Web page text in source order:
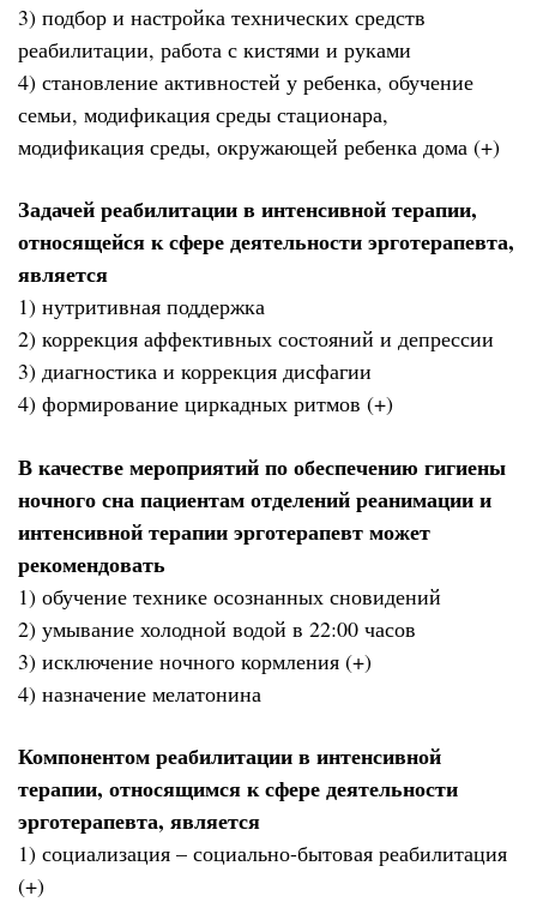
3) подбор и настройка технических средств
реабилитации, работа с кистями и руками
4) становление активностей у ребенка, обучение
семьи, модификация среды стационара,
модификация среды, окружающей ребенка дома (+)
Задачей реабилитации в интенсивной терапии,
относящейся к сфере деятельности эрготерапевта,
является
1) нутритивная поддержка
2) коррекция аффективных состояний и депрессии
3) диагностика и коррекция дисфагии
4) формирование циркадных ритмов (+)
В качестве мероприятий по обеспечению гигиены
ночного сна пациентам отделений реанимации и
интенсивной терапии эрготерапевт может
рекомендовать
1) обучение технике осознанных сновидений
2) умывание холодной водой в 22:00 часов
3) исключение ночного кормления (+)
4) назначение мелатонина
Компонентом реабилитации в интенсивной
терапии, относящимся к сфере деятельности
эрготерапевта, является
1) социализация – социально-бытовая реабилитация
(+)